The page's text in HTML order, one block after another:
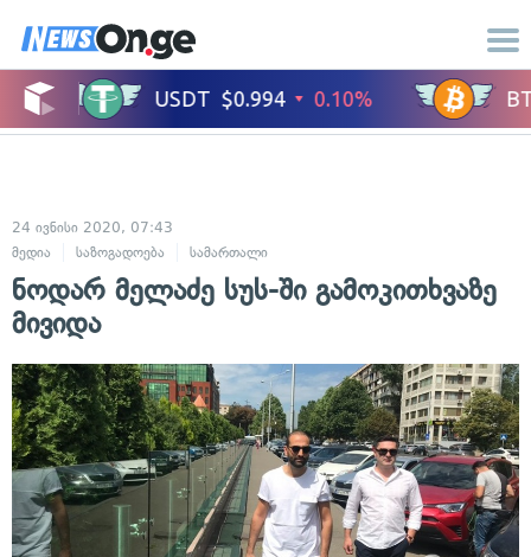
24 ივნისი 2020, 07:43
მედია
საზოგადოება სამართალი
ნოდარ მელაძე სუს-ში გამოკითხვაზე
მივიდა